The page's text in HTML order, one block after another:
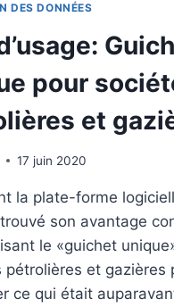
DES DONNÉES
pour
et
17 juin 2020
la plate-forme
son avantage
le «guichet
pétrolières et gazières
ce qui était